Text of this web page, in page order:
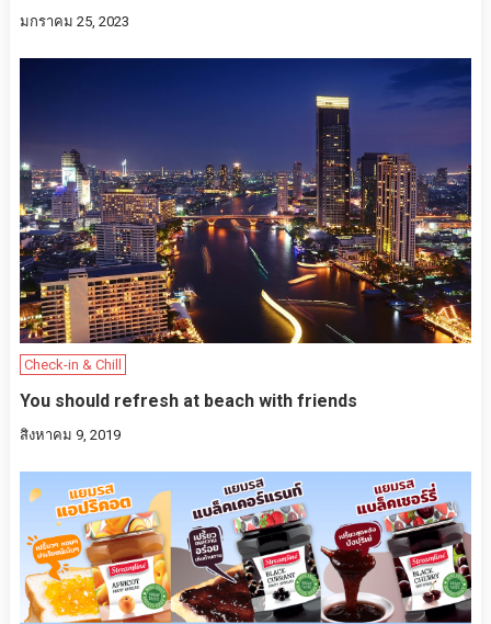
มกราคม 25, 2023
Check-in & Chill
You should refresh at beach with friends
สิงหาคม 9, 2019